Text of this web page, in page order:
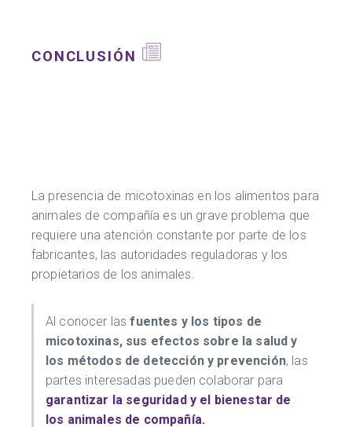
CONCLUSIÓN
La presencia de micotoxinas en los alimentos para
animales de compañía es un grave problema que
requiere una atención constante por parte de los
fabricantes, las autoridades reguladoras y los
propietarios de los animales.
Al conocer lasfuentes y los tipos de
micotoxinas, sus efectos sobre la salud y
los métodos de detección y prevención, las
partes interesadas pueden colaborar para
garantizar la seguridad y el bienestar de
los animales de compañía.